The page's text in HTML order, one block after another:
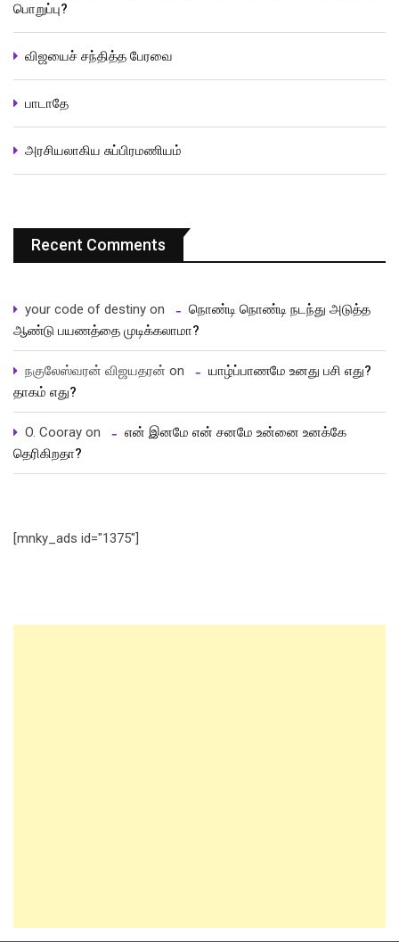
பொறுப்பு?
விஜயைச் சந்தித்த பேரவை
பாடாதே
அரசியலாகிய சுப்பிரமணியம்
Recent Comments
your code of destiny on
நொண்டி நொண்டி நடந்து அடுத்த
ஆண்டு பயணத்தை முடிக்கலாமா?
நகுலேஸ்வரன் விஜயதரன் on
யாழ்ப்பாணமே உனது பசி எது?
தாகம் எது?
O. Cooray on
என் இனமே என் சனமே உன்னை உனக்கே
தெரிகிறதா?
[mnky_ads id="1375"]